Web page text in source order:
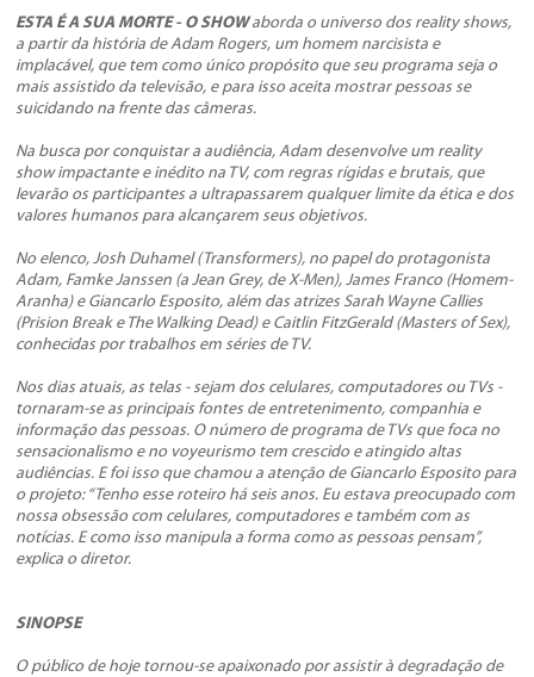
ESTA É A SUA MORTE - O SHOW​aborda o universo dos reality shows,
a partir da história de Adam Rogers, um homem narcisista e
implacável, que tem como único propósito que seu programa seja o
mais assistido da televisão, e para isso aceita mostrar pessoas se
suicidando na frente das câmeras.
Na busca por conquistar a audiência, Adam desenvolve um reality
show impactante e inédito na TV, com regras rígidas e brutais, que
levarão os participantes a ultrapassarem qualquer limite da ética e dos
valores humanos para alcançarem seus objetivos.
No elenco, Josh Duhamel (Transformers), no papel do protagonista
Adam, Famke Janssen (a Jean Grey, deX-Men), James Franco (Homem-
Aranha) e Giancarlo Esposito, além das atrizes Sarah Wayne Callies
(Prision Breake The Walking Dead) e Caitlin FitzGerald (Masters of Sex),
conhecidas por trabalhos em séries de TV.
Nos dias atuais, as telas - sejam dos celulares, computadores ou TVs -
tornaram-se as principais fontes de entretenimento, companhia e
informação das pessoas. O número de programa de TVs que foca no
sensacionalismo e no voyeurismo tem crescido e atingido altas
audiências. E foi isso que chamou a atenção de Giancarlo Esposito para
o projeto: “Tenho esse roteiro há seis anos. Eu estava preocupado com
nossa obsessão com celulares, computadores e também com as
notícias. E como isso manipula a forma como as pessoas pensam”,
explica o diretor.
SINOPSE
O público de hoje tornou-se apaixonado por assistir à degradação de